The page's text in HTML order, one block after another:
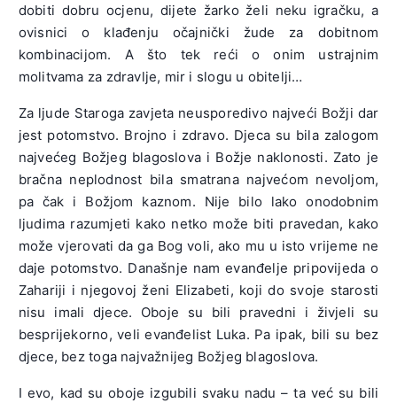
dobiti dobru ocjenu, dijete žarko želi neku igračku, a
ovisnici o klađenju očajnički žude za dobitnom
kombinacijom. A što tek reći o onim ustrajnim
molitvama za zdravlje, mir i slogu u obitelji…
Za ljude Staroga zavjeta neusporedivo najveći Božji dar
jest potomstvo. Brojno i zdravo. Djeca su bila zalogom
najvećeg Božjeg blagoslova i Božje naklonosti. Zato je
bračna neplodnost bila smatrana najvećom nevoljom,
pa čak i Božjom kaznom. Nije bilo lako onodobnim
ljudima razumjeti kako netko može biti pravedan, kako
može vjerovati da ga Bog voli, ako mu u isto vrijeme ne
daje potomstvo. Današnje nam evanđelje pripovijeda o
Zahariji i njegovoj ženi Elizabeti, koji do svoje starosti
nisu imali djece. Oboje su bili pravedni i živjeli su
besprijekorno, veli evanđelist Luka. Pa ipak, bili su bez
djece, bez toga najvažnijeg Božjeg blagoslova.
I evo, kad su oboje izgubili svaku nadu – ta već su bili